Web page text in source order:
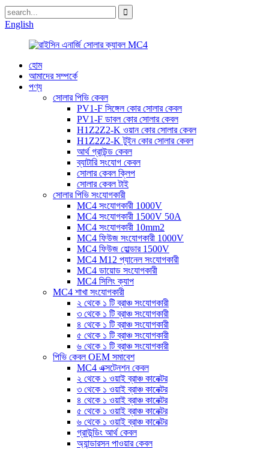
English
হোম
আমাদের সম্পর্কে
পণ্য
সোলার পিভি কেবল
PV1-F সিঙ্গেল কোর সোলার কেবল
PV1-F ডাবল কোর সোলার কেবল
H1Z2Z2-K ওয়ান কোর সোলার কেবল
H1Z2Z2-K টুইন কোর সোলার কেবল
আর্থ গ্রাউন্ড কেবল
ব্যাটারি সংযোগ কেবল
সোলার কেবল ক্লিপ
সোলার কেবল টাই
সোলার পিভি সংযোগকারী
MC4 সংযোগকারী 1000V
MC4 সংযোগকারী 1500V 50A
MC4 সংযোগকারী 10mm2
MC4 ফিউজ সংযোগকারী 1000V
MC4 ফিউজ হোল্ডার 1500V
MC4 M12 প্যানেল সংযোগকারী
MC4 ডায়োড সংযোগকারী
MC4 সিলিং ক্যাপ
MC4 শাখা সংযোগকারী
২ থেকে ১ টি ব্রাঞ্চ সংযোগকারী
৩ থেকে ১ টি ব্রাঞ্চ সংযোগকারী
৪ থেকে ১ টি ব্রাঞ্চ সংযোগকারী
৫ থেকে ১ টি ব্রাঞ্চ সংযোগকারী
৬ থেকে ১ টি ব্রাঞ্চ সংযোগকারী
পিভি কেবল OEM সমাবেশ
MC4 এক্সটেনশন কেবল
২ থেকে ১ ওয়াই ব্রাঞ্চ কানেক্টর
৩ থেকে ১ ওয়াই ব্রাঞ্চ কানেক্টর
৪ থেকে ১ ওয়াই ব্রাঞ্চ কানেক্টর
৫ থেকে ১ ওয়াই ব্রাঞ্চ কানেক্টর
৬ থেকে ১ ওয়াই ব্রাঞ্চ কানেক্টর
গ্রাউন্ডিং আর্থ কেবল
অ্যান্ডারসন পাওয়ার কেবল